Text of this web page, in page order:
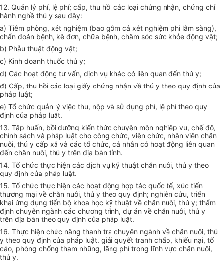
12. Quản lý phí, lệ phí; cấp, thu hồi các loại chứng nhận, chứng chỉ
hành nghề thú y sau đây:
a) Tiêm phòng, xét nghiệm (bao gồm cả xét nghiệm phi lâm sàng),
chẩn đoán bệnh, kê đơn, chữa bệnh, chăm sóc sức khỏe động vật;
b) Phẫu thuật động vật;
c) Kinh doanh thuốc thú y;
d) Các hoạt động tư vấn, dịch vụ khác có liên quan đến thú y;
đ) Cấp, thu hồi các loại giấy chứng nhận về thú y theo quy định của
pháp luật;
e) Tổ chức quản lý việc thu, nộp và sử dụng phí, lệ phí theo quy
định của pháp luật.
13. Tập huấn, bồi dưỡng kiến thức chuyên môn nghiệp vụ, chế độ,
chính sách và pháp luật cho công chức, viên chức, nhân viên chăn
nuôi, thú y cấp xã và các tổ chức, cá nhân có hoạt động liên quan
đến chăn nuôi, thú y trên địa bàn tỉnh.
14. Tổ chức thực hiện các dịch vụ kỹ thuật chăn nuôi, thú y theo
quy định của pháp luật.
15. Tổ chức thực hiện các hoạt động hợp tác quốc tế, xúc tiến
thương mại về chăn nuôi, thú y theo quy định; nghiên cứu, triển
khai ứng dụng tiến bộ khoa học kỹ thuật về chăn nuôi, thú y; thẩm
định chuyên ngành các chương trình, dự án về chăn nuôi, thú y
trên địa bàn theo quy định của pháp luật.
16. Thực hiện chức năng thanh tra chuyên ngành về chăn nuôi, thú
y theo quy định của pháp luật. giải quyết tranh chấp, khiếu nại, tố
cáo, phòng chống tham nhũng, lãng phí trong lĩnh vực chăn nuôi,
thú y.